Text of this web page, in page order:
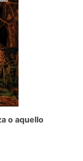
o aquello